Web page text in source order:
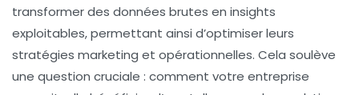
transformer des données brutes en insights
exploitables, permettant ainsi d’optimiser leurs
stratégies marketing et opérationnelles. Cela soulève
une question cruciale : comment votre entreprise